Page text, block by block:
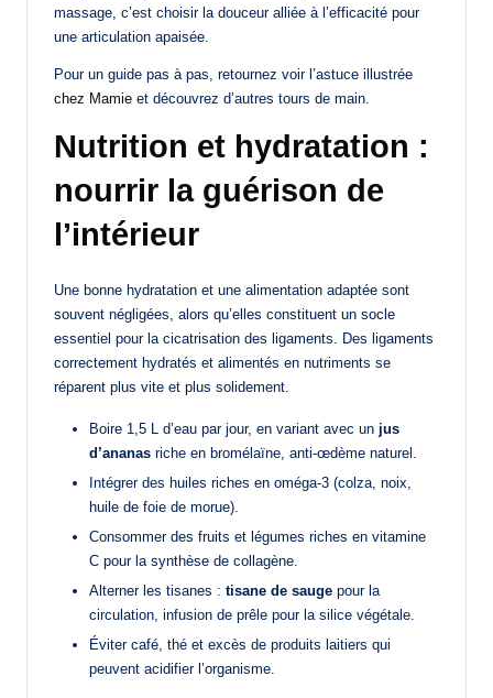
massage, c’est choisir la douceur alliée à l’efficacité pour
une articulation apaisée.
Pour un guide pas à pas, retournez voir l’astuce illustrée
chez Mamie et découvrez d’autres tours de main.
Nutrition et hydratation :
nourrir la guérison de
l’intérieur
Une bonne hydratation et une alimentation adaptée sont
souvent négligées, alors qu’elles constituent un socle
essentiel pour la cicatrisation des ligaments. Des ligaments
correctement hydratés et alimentés en nutriments se
réparent plus vite et plus solidement.
Boire 1,5 L d’eau par jour, en variant avec un jus
d’ananas riche en bromélaïne, anti-œdème naturel.
Intégrer des huiles riches en oméga-3 (colza, noix,
huile de foie de morue).
Consommer des fruits et légumes riches en vitamine
C pour la synthèse de collagène.
Alterner les tisanes : tisane de sauge pour la
circulation, infusion de prêle pour la silice végétale.
Éviter café, thé et excès de produits laitiers qui
peuvent acidifier l’organisme.